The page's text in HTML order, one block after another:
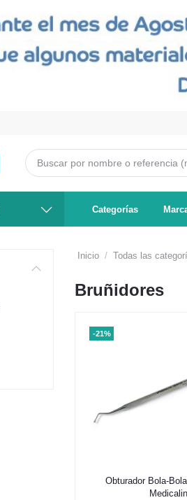
Categorías
Inicio Todas las
Bruñidores
-21%
Añadir al
Obturador Bola-